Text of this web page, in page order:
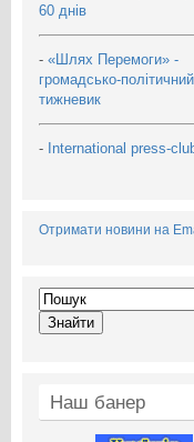
60 днів
- «Шлях Перемоги» -
громадсько-політичний
тижневик
- International press-
Отримати новини на
Наш банер